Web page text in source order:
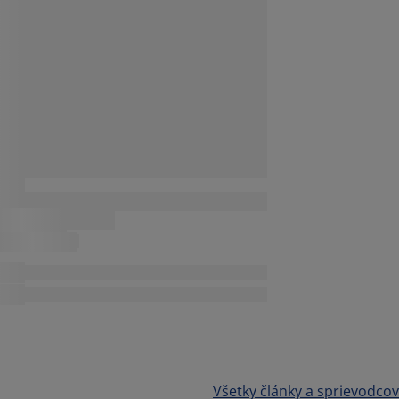
Všetky články a